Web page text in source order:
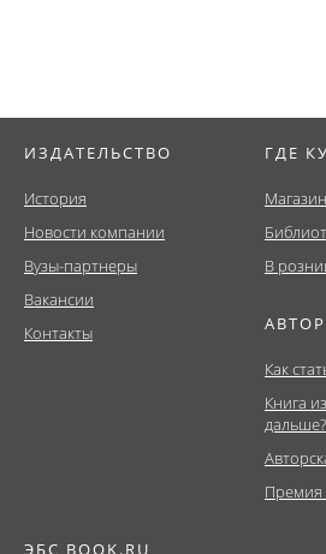
ИЗДАТЕЛЬСТВО
История
Новости компании
Вузы-партнеры
Вакансии
Контакты
ГДЕ
В
Как
Книга
дальше?
Премия
ЭБС BOOK.RU